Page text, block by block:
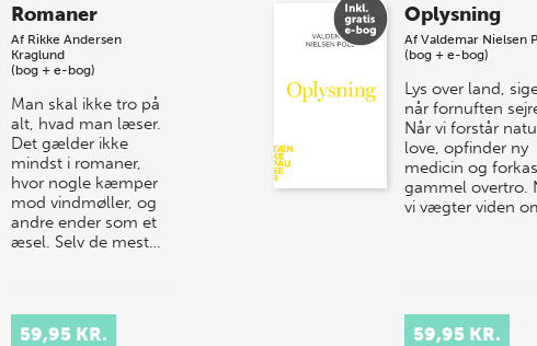
Romaner
Af Rikke Andersen
Kraglund
(bog + e-bog)
Man skal ikke tro på
alt, hvad man læser.
Det gælder ikke
mindst i romaner,
hvor nogle kæmper
mod vindmøller, og
andre ender som et
æsel. Selv de mest…
59,95 KR.
Oplysning
Af Valdemar Nielsen
(bog + e-bog)
Lys over land,
når fornuften
Når vi forstår
love, opfinder ny
medicin og
gammel overtro.
vi vægter viden
59,95 KR.